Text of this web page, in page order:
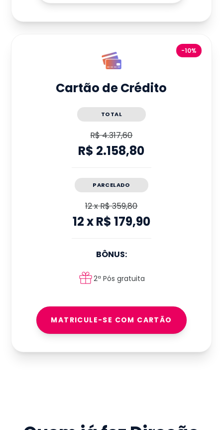
-10%
Cartão de Crédito
TOTAL
R$ 4.317,60
R$ 2.158,80
PARCELADO
12xR$ 359,80
12xR$ 179,90
BÔNUS:
2ª Pós gratuita
MATRICULE-SE COM CARTÃO